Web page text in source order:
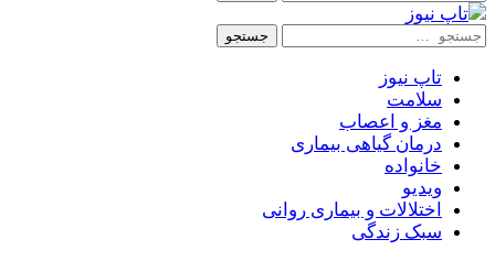
جستجو
تاپ نیوز
سلامت
مغز و اعصاب
درمان گیاهی بیماری
خانواده
ویدیو
اختلالات و بیماری روانی
سبک زندگی